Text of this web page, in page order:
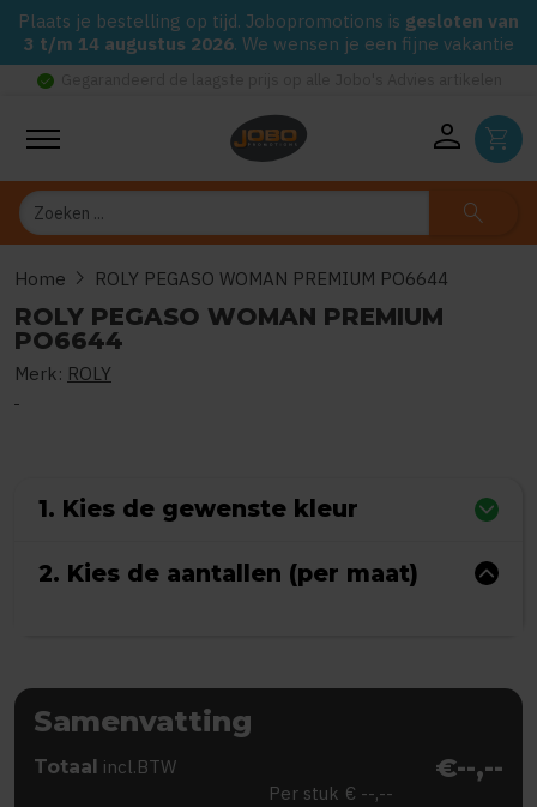
Plaats je bestelling op tijd. Jobopromotions is gesloten van
3 t/m 14 augustus 2026. We wensen je een fijne vakantie
check_circle
person shopping_cart
Zoeken search
Home chevron_right ROLY PEGASO WOMAN PREMIUM PO6644
ROLY PEGASO WOMAN PREMIUM
PO6644
Merk: ROLY
1. Kies de gewenste kleur
2. Kies de aantallen (per maat)
Samenvatting
Totaal incl.BTW €--,--
Per stuk € --,--